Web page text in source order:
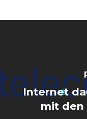
Internet
mit den